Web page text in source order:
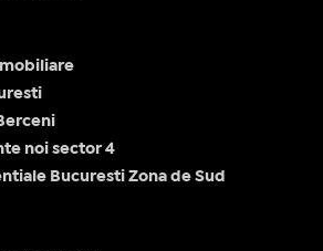
noi sector 4
Bucuresti Zona de Sud